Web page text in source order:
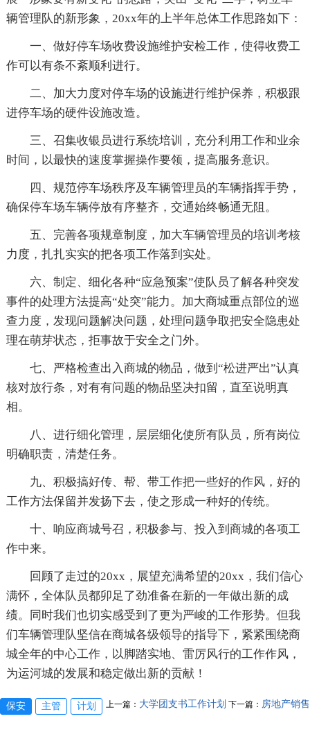
辆管理队的新形象，20xx年的上半年总体工作思路如下：
一、做好停车场收费设施维护安检工作，使得收费工
作可以有条不紊顺利进行。
二、加大力度对停车场的设施进行维护保养，积极跟
进停车场的硬件设施改造。
三、召集收银员进行系统培训，充分利用工作和业余
时间，以最快的速度掌握操作要领，提高服务意识。
四、规范停车场秩序及车辆管理员的车辆指挥手势，
确保停车场车辆停放有序整齐，交通始终畅通无阻。
五、完善各项规章制度，加大车辆管理员的培训考核
力度，扎扎实实的把各项工作落到实处。
六、制定、细化各种“应急预案”使队员了解各种突发
事件的处理方法提高“处突”能力。加大商城重点部位的巡
查力度，发现问题解决问题，处理问题争取把安全隐患处
理在萌芽状态，拒事故于安全之门外。
七、严格检查出入商城的物品，做到“松进严出”认真
核对放行条，对有有问题的物品坚决扣留，直至说明真
相。
八、进行细化管理，层层细化使所有队员，所有岗位
明确职责，清楚任务。
九、积极搞好传、帮、带工作把一些好的作风，好的
工作方法保留并发扬下去，使之形成一种好的传统。
十、响应商城号召，积极参与、投入到商城的各项工
作中来。
回顾了走过的20xx，展望充满希望的20xx，我们信心
满怀，全体队员都卯足了劲准备在新的一年做出新的成
绩。同时我们也切实感受到了更为严峻的工作形势。但我
们车辆管理队坚信在商城各级领导的指导下，紧紧围绕商
城全年的中心工作，以脚踏实地、雷厉风行的工作作风，
为运河城的发展和稳定做出新的贡献！
保安 主管 计划 上一篇： 大学团支书工作计划 下一篇： 房地产销售